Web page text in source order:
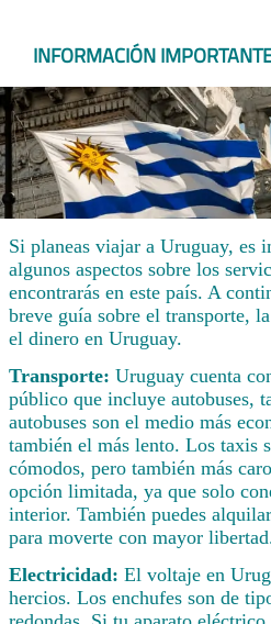
INFORMACIÓN
Si planeas viajar a Uruguay, es
algunos aspectos sobre los
encontrarás en este país. A
breve guía sobre el transporte,
el dinero en Uruguay.
Transporte: Uruguay cuenta
público que incluye autobuses,
autobuses son el medio más
también el más lento. Los taxis
cómodos, pero también más
opción limitada, ya que solo
interior. También puedes
para moverte con mayor
Electricidad: El voltaje en
hercios. Los enchufes son de